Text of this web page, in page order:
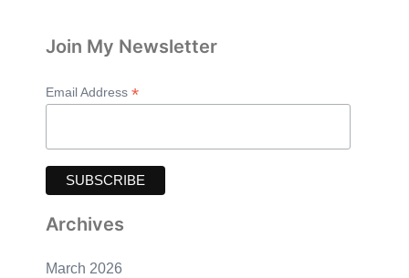
Join My Newsletter
Email Address *
Archives
March 2026